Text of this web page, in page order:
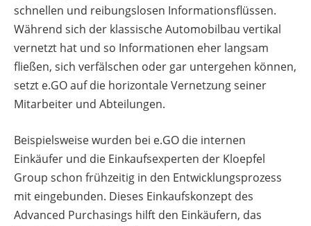
schnellen und reibungslosen Informationsflüssen.
Während sich der klassische Automobilbau vertikal
vernetzt hat und so Informationen eher langsam
fließen, sich verfälschen oder gar untergehen können,
setzt e.GO auf die horizontale Vernetzung seiner
Mitarbeiter und Abteilungen.
Beispielsweise wurden bei e.GO die internen
Einkäufer und die Einkaufsexperten der Kloepfel
Group schon frühzeitig in den Entwicklungsprozess
mit eingebunden. Dieses Einkaufskonzept des
Advanced Purchasings hilft den Einkäufern, das